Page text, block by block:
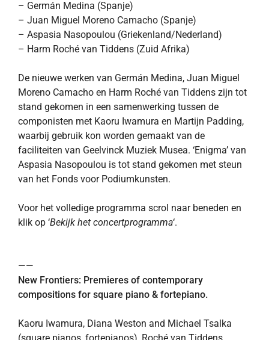
– Germán Medina (Spanje)
– Juan Miguel Moreno Camacho (Spanje)
– Aspasia Nasopoulou (Griekenland/Nederland)
– Harm Roché van Tiddens (Zuid Afrika)
De nieuwe werken van Germán Medina, Juan Miguel
Moreno Camacho en Harm Roché van Tiddens zijn tot
stand gekomen in een samenwerking tussen de
componisten met Kaoru Iwamura en Martijn Padding,
waarbij gebruik kon worden gemaakt van de
faciliteiten van Geelvinck Muziek Musea. ‘Enigma’ van
Aspasia Nasopoulou is tot stand gekomen met steun
van het Fonds voor Podiumkunsten.
Voor het volledige programma scrol naar beneden en
klik op ‘Bekijk het concertprogramma‘.
——
New Frontiers: Premieres of contemporary
compositions for square piano & fortepiano.
Kaoru Iwamura, Diana Weston and Michael Tsalka